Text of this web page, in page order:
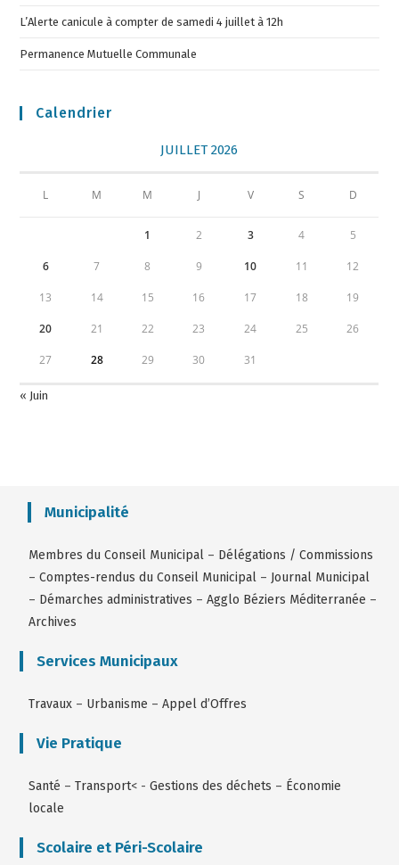
L’Alerte canicule à compter de samedi 4 juillet à 12h
Permanence Mutuelle Communale
Calendrier
JUILLET 2026
L M M J V S D
1 2 3 4 5
6 7 8 9 10 11 12
13 14 15 16 17 18 19
20 21 22 23 24 25 26
27 28 29 30 31
« Juin
Municipalité
Membres du Conseil Municipal – Délégations / Commissions
–Comptes-rendus du Conseil Municipal – Journal Municipal
– Démarches administratives –Agglo Béziers Méditerranée –
Archives
Services Municipaux
Travaux – Urbanisme –Appel d’Offres
Vie Pratique
Santé –Transport< -Gestions des déchets – Économie
locale
Scolaire et Péri-Scolaire